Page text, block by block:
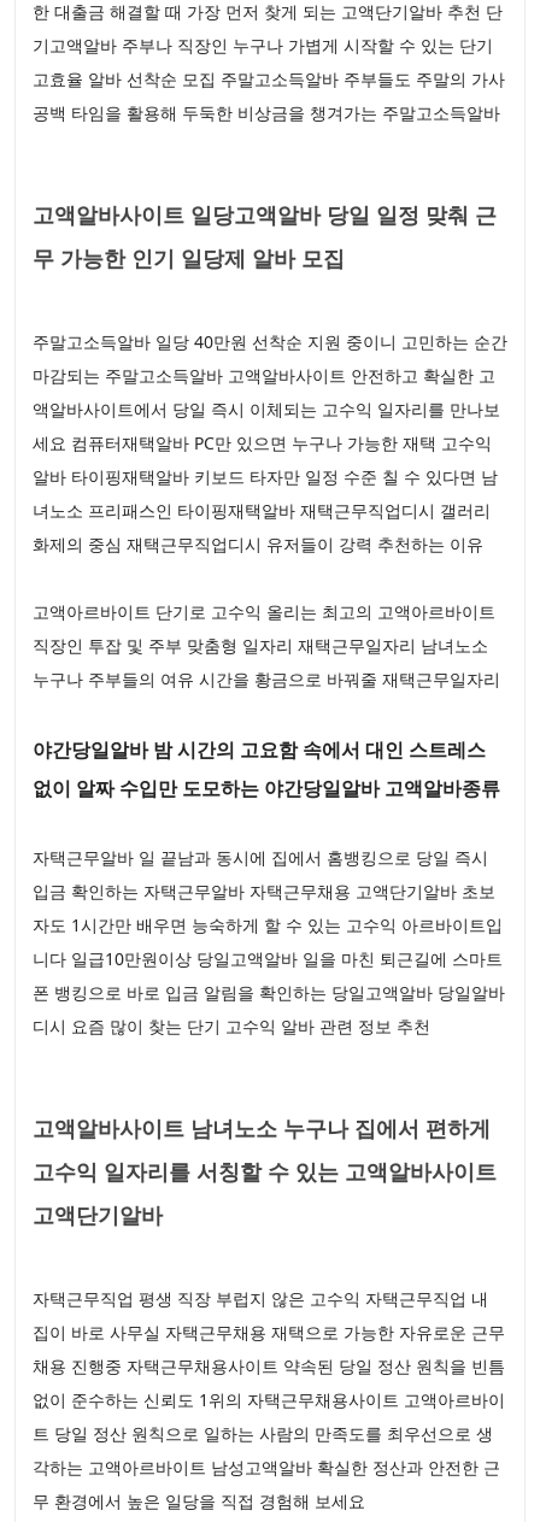
한 대출금 해결할 때 가장 먼저 찾게 되는 고액단기알바 추천 단
기고액알바 주부나 직장인 누구나 가볍게 시작할 수 있는 단기
고효율 알바 선착순 모집 주말고소득알바 주부들도 주말의 가사
공백 타임을 활용해 두둑한 비상금을 챙겨가는 주말고소득알바
고액알바사이트 일당고액알바 당일 일정 맞춰 근
무 가능한 인기 일당제 알바 모집
주말고소득알바 일당 40만원 선착순 지원 중이니 고민하는 순간
마감되는 주말고소득알바 고액알바사이트 안전하고 확실한 고
액알바사이트에서 당일 즉시 이체되는 고수익 일자리를 만나보
세요 컴퓨터재택알바 PC만 있으면 누구나 가능한 재택 고수익
알바 타이핑재택알바 키보드 타자만 일정 수준 칠 수 있다면 남
녀노소 프리패스인 타이핑재택알바 재택근무직업디시 갤러리
화제의 중심 재택근무직업디시 유저들이 강력 추천하는 이유
고액아르바이트 단기로 고수익 올리는 최고의 고액아르바이트
직장인 투잡 및 주부 맞춤형 일자리 재택근무일자리 남녀노소
누구나 주부들의 여유 시간을 황금으로 바꿔줄 재택근무일자리
야간당일알바 밤 시간의 고요함 속에서 대인 스트레스
없이 알짜 수입만 도모하는 야간당일알바 고액알바종류
자택근무알바 일 끝남과 동시에 집에서 홈뱅킹으로 당일 즉시
입금 확인하는 자택근무알바 자택근무채용 고액단기알바 초보
자도 1시간만 배우면 능숙하게 할 수 있는 고수익 아르바이트입
니다 일급10만원이상 당일고액알바 일을 마친 퇴근길에 스마트
폰 뱅킹으로 바로 입금 알림을 확인하는 당일고액알바 당일알바
디시 요즘 많이 찾는 단기 고수익 알바 관련 정보 추천
고액알바사이트 남녀노소 누구나 집에서 편하게
고수익 일자리를 서칭할 수 있는 고액알바사이트
고액단기알바
자택근무직업 평생 직장 부럽지 않은 고수익 자택근무직업 내
집이 바로 사무실 자택근무채용 재택으로 가능한 자유로운 근무
채용 진행중 자택근무채용사이트 약속된 당일 정산 원칙을 빈틈
없이 준수하는 신뢰도 1위의 자택근무채용사이트 고액아르바이
트 당일 정산 원칙으로 일하는 사람의 만족도를 최우선으로 생
각하는 고액아르바이트 남성고액알바 확실한 정산과 안전한 근
무 환경에서 높은 일당을 직접 경험해 보세요